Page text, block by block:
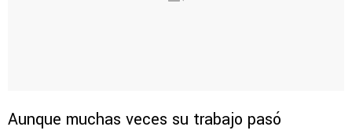
Aunque muchas veces su trabajo pasó